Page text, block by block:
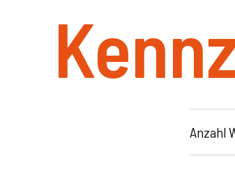
Anzahl